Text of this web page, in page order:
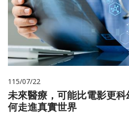
115/07/22
未來醫療，可能比電影更
何走進真實世界